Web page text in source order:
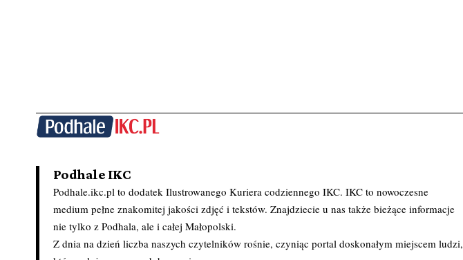
Podhale IKC
Podhale.ikc.pl to dodatek Ilustrowanego Kuriera codziennego IKC. IKC to nowoczesne
medium pełne znakomitej jakości zdjęć i tekstów. Znajdziecie u nas także bieżące informacje
nie tylko z Podhala, ale i całej Małopolski.
Z dnia na dzień liczba naszych czytelników rośnie, czyniąc portal doskonałym miejscem ludzi,